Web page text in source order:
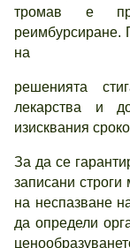
тромав е
реимбурсиране.
на
решенията
лекарства и
изисквания
За да се
записани строги
на неспазване
да определи